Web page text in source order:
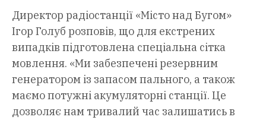
Директор радіостанції «Місто над Бугом»
Ігор Голуб розповів, що для екстрених
випадків підготовлена спеціальна сітка
мовлення. «Ми забезпечені резервним
генератором із запасом пального, а також
маємо потужні акумуляторні станції. Це
дозволяє нам тривалий час залишатись в